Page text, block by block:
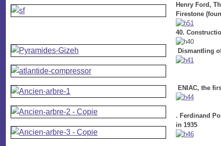
Henry Ford,
Firestone
40.
Dismantling
ENIAC, the
. Ferdinand
in 1935